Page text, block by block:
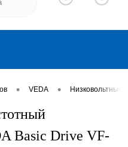
• VEDA •
Basic Drive VF-